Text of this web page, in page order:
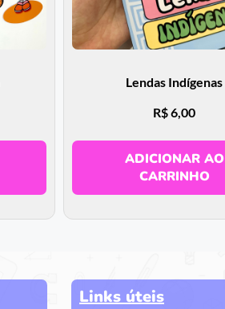
Lendas Indígenas
R$6,00
ADICIONAR AO
CARRINHO
Links úteis